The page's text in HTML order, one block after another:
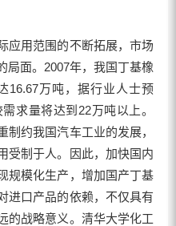
用范围的不断拓展，市场
局面。2007年，我国丁基橡
16.67万吨，据行业人士预
求量将达到22万吨以上。
制约我国汽车工业的发展，
受制于人。因此，加快国内
规模化生产，增加国产丁基
进口产品的依赖，不仅具有
的战略意义。清华大学化工